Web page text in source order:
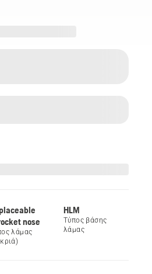
nose
λάμας
HLM
Τύπος βάσης
λάμας